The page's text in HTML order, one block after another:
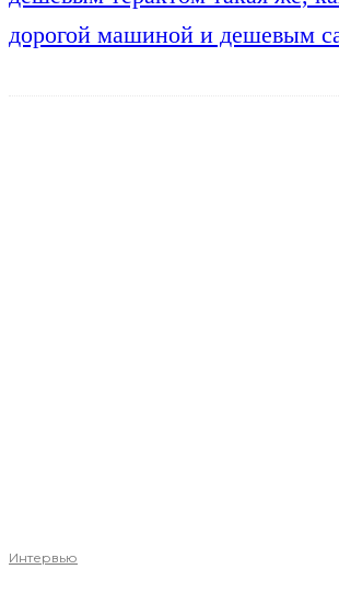
дорогой машиной и дешевым
Интервью